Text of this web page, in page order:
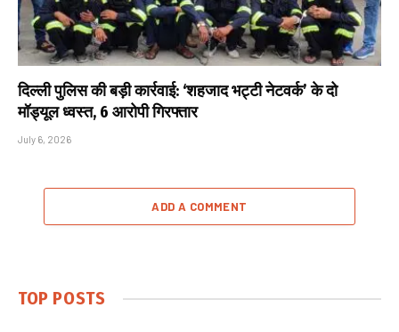
दिल्ली पुलिस की बड़ी कार्रवाई: ‘शहजाद भट्टी नेटवर्क’ के दो
मॉड्यूल ध्वस्त, 6 आरोपी गिरफ्तार
July 6, 2026
ADD A COMMENT
TOP POSTS